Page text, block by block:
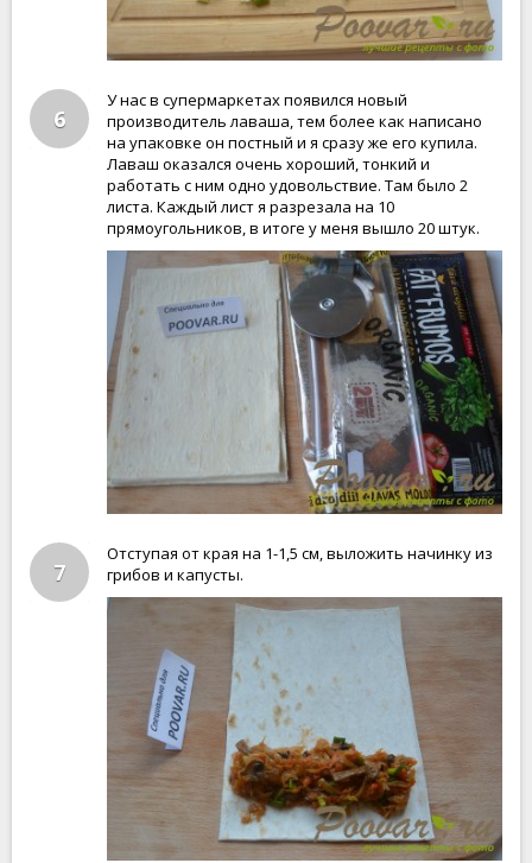
6
У нас в супермаркетах появился новый
производитель лаваша, тем более как написано
на упаковке он постный и я сразу же его купила.
Лаваш оказался очень хороший, тонкий и
работать с ним одно удовольствие. Там было 2
листа. Каждый лист я разрезала на 10
прямоугольников, в итоге у меня вышло 20 штук.
7
Отступая от края на 1-1,5 см, выложить начинку из
грибов и капусты.